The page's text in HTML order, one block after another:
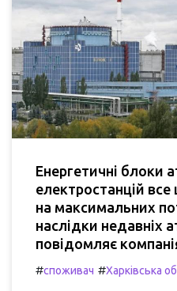
Енергетичні блоки
електростанцій
на максимальних
наслідки недавніх
повідомляє
#споживач #Харківська